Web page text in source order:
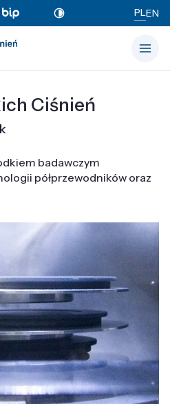
PLEN
Ciśnień
badawczym
półprzewodników oraz